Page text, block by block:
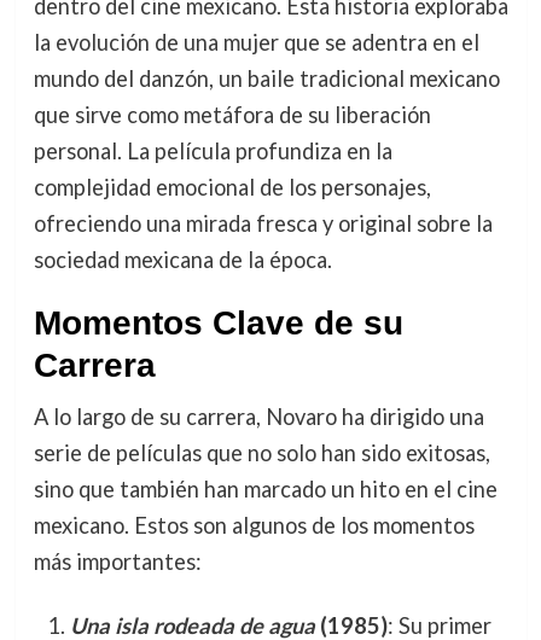
dentro del cine mexicano. Esta historia exploraba
la evolución de una mujer que se adentra en el
mundo del danzón, un baile tradicional mexicano
que sirve como metáfora de su liberación
personal. La película profundiza en la
complejidad emocional de los personajes,
ofreciendo una mirada fresca y original sobre la
sociedad mexicana de la época.
Momentos Clave de su
Carrera
A lo largo de su carrera, Novaro ha dirigido una
serie de películas que no solo han sido exitosas,
sino que también han marcado un hito en el cine
mexicano. Estos son algunos de los momentos
más importantes:
Una isla rodeada de agua(1985): Su primer